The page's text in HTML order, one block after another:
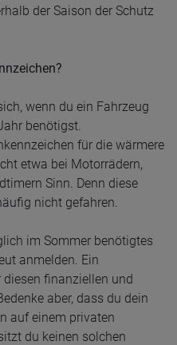
der Saison der Schutz
wenn du ein Fahrzeug
benötigst.
für die wärmere
etwa bei Motorrädern,
Sinn. Denn diese
nicht gefahren.
im Sommer benötigtes
anmelden. Ein
finanziellen und
aber, dass du dein
auf einem privaten
du keinen solchen